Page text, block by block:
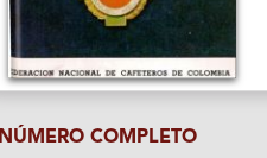
NÚMERO COMPLETO